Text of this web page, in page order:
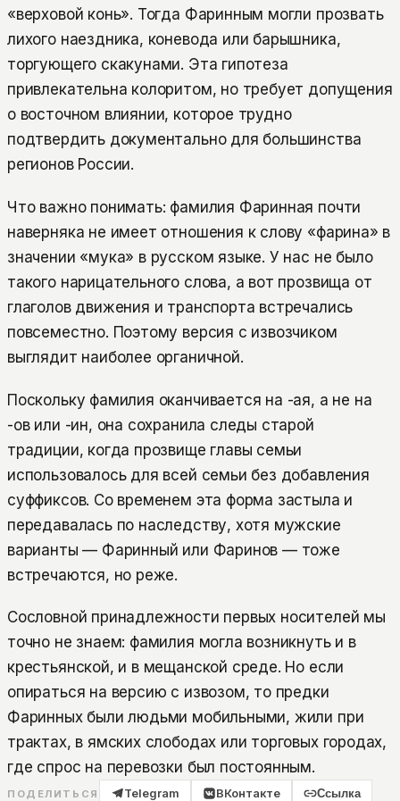
«верховой конь». Тогда Фаринным могли прозвать
лихого наездника, коневода или барышника,
торгующего скакунами. Эта гипотеза
привлекательна колоритом, но требует допущения
о восточном влиянии, которое трудно
подтвердить документально для большинства
регионов России.
Что важно понимать: фамилия Фаринная почти
наверняка не имеет отношения к слову «фарина» в
значении «мука» в русском языке. У нас не было
такого нарицательного слова, а вот прозвища от
глаголов движения и транспорта встречались
повсеместно. Поэтому версия с извозчиком
выглядит наиболее органичной.
Поскольку фамилия оканчивается на -ая, а не на
-ов или -ин, она сохранила следы старой
традиции, когда прозвище главы семьи
использовалось для всей семьи без добавления
суффиксов. Со временем эта форма застыла и
передавалась по наследству, хотя мужские
варианты — Фаринный или Фаринов — тоже
встречаются, но реже.
Сословной принадлежности первых носителей мы
точно не знаем: фамилия могла возникнуть и в
крестьянской, и в мещанской среде. Но если
опираться на версию с извозом, то предки
Фаринных были людьми мобильными, жили при
трактах, в ямских слободах или торговых городах,
где спрос на перевозки был постоянным.
ПОДЕЛИТЬСЯ Telegram ВКонтакте Ссылка